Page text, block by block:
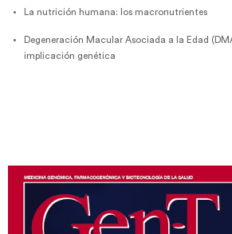
La nutrición humana: los macronutrientes
Degeneración Macular Asociada a la Edad
implicación genética